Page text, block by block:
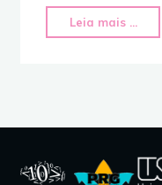
Leia mais ...